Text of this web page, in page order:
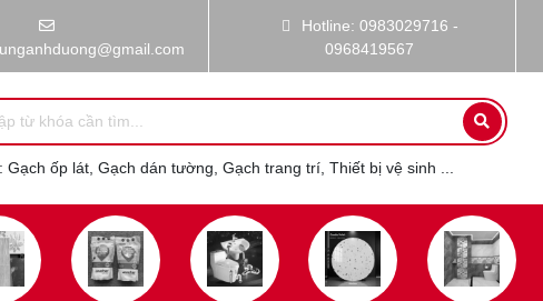
Hotline: 0983029716 -
0968419567
Gạch ốp lát, Gạch dán tường, Gạch trang trí, Thiết bị vệ sinh ...